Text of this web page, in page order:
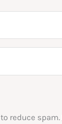
reduce spam.